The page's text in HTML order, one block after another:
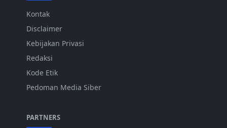
Kontak
Disclaimer
Kebijakan Privasi
Redaksi
Kode Etik
Pedoman Media Siber
PARTNERS